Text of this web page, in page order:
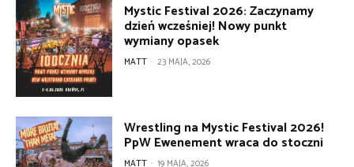
Mystic Festival 2026: Zaczynamy
dzień wcześniej! Nowy punkt
wymiany opasek
MATT - 23 MAJA, 2026
Wrestling na Mystic Festival 2026!
PpW Ewenement wraca do stoczni
MATT - 19 MAJA, 2026